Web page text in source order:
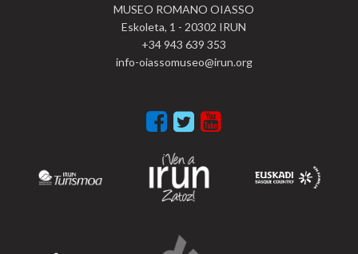
MUSEO ROMANO OIASSO
Eskoleta, 1 - 20302 IRUN
+34 943 639 353
info-oiassomuseo@irun.org